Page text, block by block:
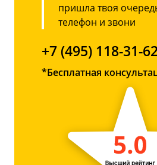
пришла твоя
телефон и звони
+7 (495) 118-31-
*Бесплатная